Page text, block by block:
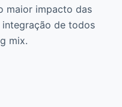
maior impacto das
de todos
mix.